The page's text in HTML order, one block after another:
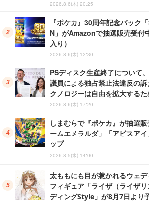
2026.8.6(木) 20:25
『ポケカ』30周年記念パック
N」がAmazonで抽選販売受付
入り）
2026.8.6(木) 12:30
PSディスク生産終了について
議員による独占禁止法違反の
クノロジーは自由を拡大するた
2026.8.6(木) 17:20
しまむらで『ポケカ』が抽選
ームエメラルダ」「アビスア
ップ
2026.8.5(水) 14:00
太ももにも目が惹かれるウェデ
フィギュア「ライザ（ライザ
ディングStyle」が8月7日より